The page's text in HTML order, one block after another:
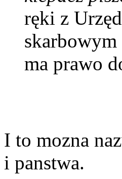
ręki z
ma prawo
I to mozna
i panstwa.